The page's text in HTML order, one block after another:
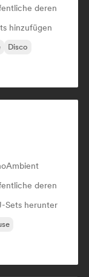
deren
hinzufügen
Disco
Ambient
deren
Sets herunter